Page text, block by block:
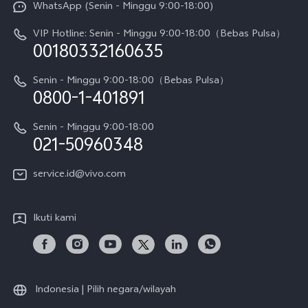
V70
V70 FE
Y05
X300 Pro
Gerai Terdekat
Pembaruan Sistem
Harga Spare Part
Otentikasi IMEI
Kebijakan Garansi vivo
Layanan Perbaikan Antar Jemput
Unduh LUT untuk Memulihkan Log
Sejarah
Berita
Pemberitahuan Hukum
Tentang Kami
Pusat Privasi vivo
WhatsApp (Senin - Minggu 9:00-18:00)
VIP Hotline: Senin - Minggu 9:00-18:00（Bebas Pulsa）
00180332160635
Senin - Minggu 9:00-18:00（Bebas Pulsa）
0800-1-401891
Senin - Minggu 9:00-18:00
021-50960348
service.id@vivo.com
Ikuti kami
Indonesia | Pilih negara/wilayah